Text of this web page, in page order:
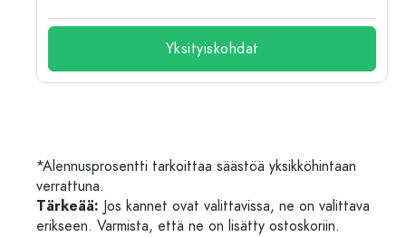
Yksityiskohdat
*Alennusprosentti tarkoittaa säästöä yksikköhintaan
verrattuna.
Tärkeää: Jos kannet ovat valittavissa, ne on valittava
erikseen. Varmista, että ne on lisätty ostoskoriin.